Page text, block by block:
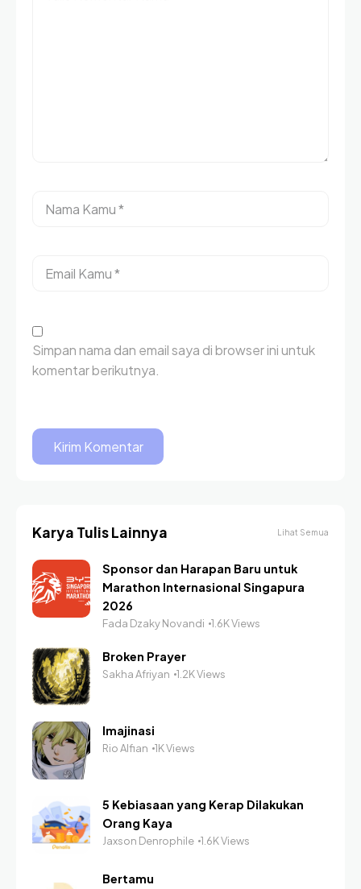
Simpan nama dan email saya di browser ini untuk
komentar berikutnya.
Karya Tulis Lainnya Lihat Semua
Sponsor dan Harapan Baru untuk
Marathon Internasional Singapura
2026
Fada Dzaky Novandi 1.6K Views
Broken Prayer
Sakha Afriyan 1.2K Views
Imajinasi
Rio Alfian 1K Views
5 Kebiasaan yang Kerap Dilakukan
Orang Kaya
Jaxson Denrophile 1.6K Views
Bertamu